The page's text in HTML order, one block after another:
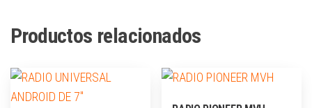
Productos relacionados